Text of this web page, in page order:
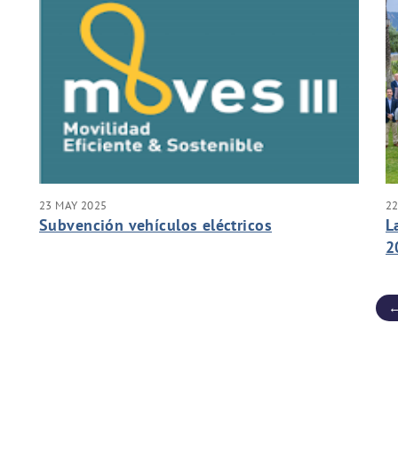
23 MAY 2025
Subvención vehículos eléctricos